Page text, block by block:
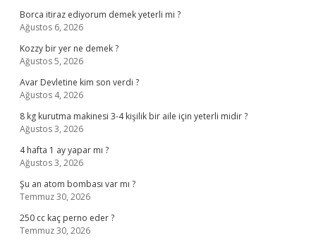
Borca itiraz ediyorum demek yeterli mi ?
Ağustos 6, 2026
Kozzy bir yer ne demek ?
Ağustos 5, 2026
Avar Devletine kim son verdi ?
Ağustos 4, 2026
8 kg kurutma makinesi 3-4 kişilik bir aile için yeterli midir ?
Ağustos 3, 2026
4 hafta 1 ay yapar mı ?
Ağustos 3, 2026
Şu an atom bombası var mı ?
Temmuz 30, 2026
250 cc kaç perno eder ?
Temmuz 30, 2026